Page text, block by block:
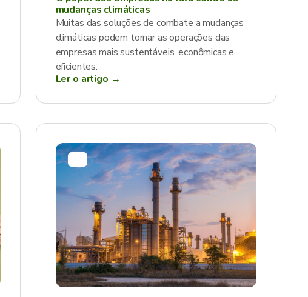
mudanças climáticas
Muitas das soluções de combate a mudanças
climáticas podem tornar as operações das
empresas mais sustentáveis, econômicas e
eficientes.
Ler o artigo →